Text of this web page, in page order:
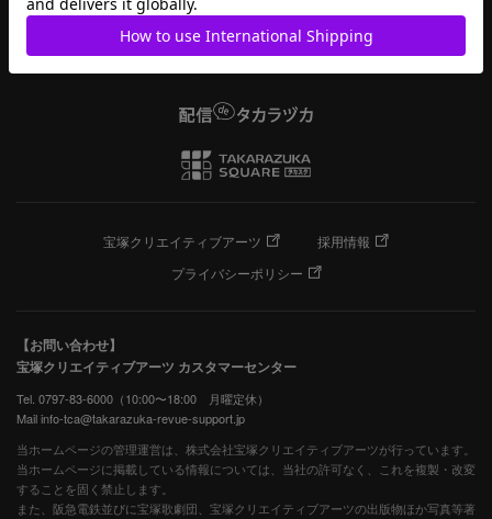
宝塚クリエイティブアーツ
採用情報
プライバシーポリシー
【お問い合わせ】
宝塚クリエイティブアーツ カスタマーセンター
Tel. 0797-83-6000（10:00〜18:00 月曜定休）
Mail info-tca@takarazuka-revue-support.jp
当ホームページの管理運営は、株式会社宝塚クリエイティブアーツが行っています。
当ホームページに掲載している情報については、当社の許可なく、これを複製・改変
することを固く禁止します。
また、阪急電鉄並びに宝塚歌劇団、宝塚クリエイティブアーツの出版物ほか写真等著